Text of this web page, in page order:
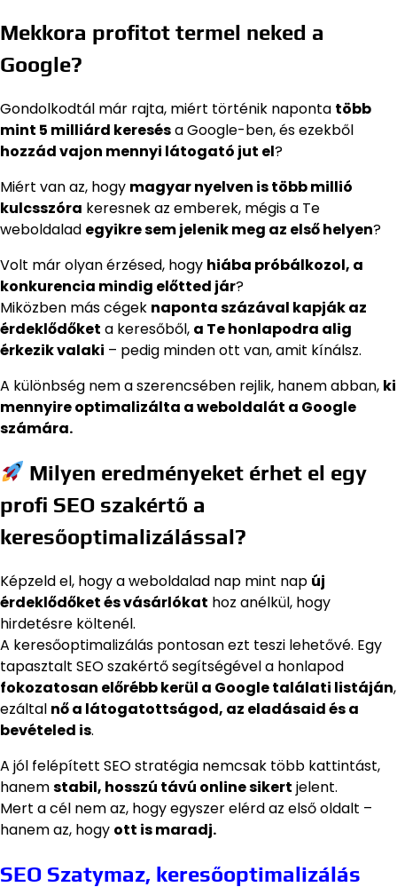
Mekkora profitot termel neked a
Google?
Gondolkodtál már rajta, miért történik naponta több
mint 5 milliárd keresésa Google-ben, és ezekből
hozzád vajon mennyi látogató jut el?
Miért van az, hogy magyar nyelven is több millió
kulcsszóra keresnek az emberek, mégis a Te
weboldalad egyikre sem jelenik meg az első helyen?
Volt már olyan érzésed, hogy hiába próbálkozol, a
konkurencia mindig előtted jár?
Miközben más cégek naponta százával kapják az
érdeklődőket a keresőből, a Te honlapodra alig
érkezik valaki – pedig minden ott van, amit kínálsz.
A különbség nem a szerencsében rejlik, hanem abban, ki
mennyire optimalizálta a weboldalát a Google
számára.
Milyen eredményeket érhet el egy
profi SEO szakértő a
keresőoptimalizálással?
Képzeld el, hogy a weboldalad nap mint nap új
érdeklődőket és vásárlókat hoz anélkül, hogy
hirdetésre költenél.
A keresőoptimalizálás pontosan ezt teszi lehetővé. Egy
tapasztalt SEO szakértő segítségével a honlapod
fokozatosan előrébb kerül a Google találati listáján,
ezáltal nő a látogatottságod, az eladásaid és a
bevételed is.
A jól felépített SEO stratégia nemcsak több kattintást,
hanemstabil, hosszú távú online sikert jelent.
Mert a cél nem az, hogy egyszer elérd az első oldalt –
hanem az, hogy ott is maradj.
SEO Szatymaz, keresőoptimalizálás